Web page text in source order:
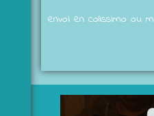
envoi en colissimo ou